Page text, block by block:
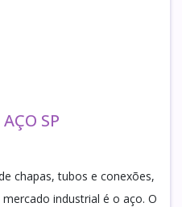
SP
chapas, tubos e conexões,
industrial é o aço. O